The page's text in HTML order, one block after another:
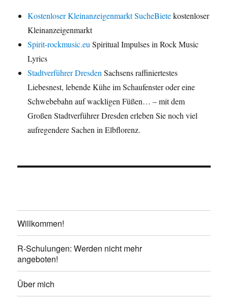
Kostenloser Kleinanzeigenmarkt SucheBietekostenloser
Kleinanzeigenmarkt
Spirit-rockmusic.eu Spiritual Impulses in Rock Music
Lyrics
Stadtverführer Dresden Sachsens raffiniertestes
Liebesnest, lebende Kühe im Schaufenster oder eine
Schwebebahn auf wackligen Füßen… – mit dem
Großen Stadtverführer Dresden erleben Sie noch viel
aufregendere Sachen in Elbflorenz.
Willkommen!
R-Schulungen: Werden nicht mehr
angeboten!
Über mich